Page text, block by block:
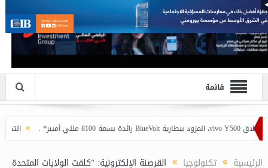
قائمة
التصنيف
الرئيسية تكنولوجيا القرصنة الإلكترونية: “كلفت الولايات المتحدة